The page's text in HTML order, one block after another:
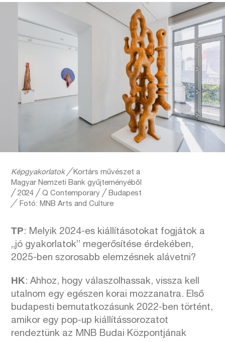
Képgyakorlatok ╱ Kortárs művészet a
Magyar Nemzeti Bank gyűjteményéből
╱ 2024 ╱ Q Contemporary ╱ Budapest
╱
Fotó: MNB Arts and Culture
TP: Melyik 2024-es kiállításotokat fogjátok a
„jó gyakorlatok” megerősítése érdekében,
2025-ben szorosabb elemzésnek alávetni?
HK: Ahhoz, hogy válaszolhassak, vissza kell
utalnom egy egészen korai mozzanatra. Első
budapesti bemutatkozásunk 2022-ben történt,
amikor egy pop-up kiállítássorozatot
rendeztünk az MNB Budai Központjának